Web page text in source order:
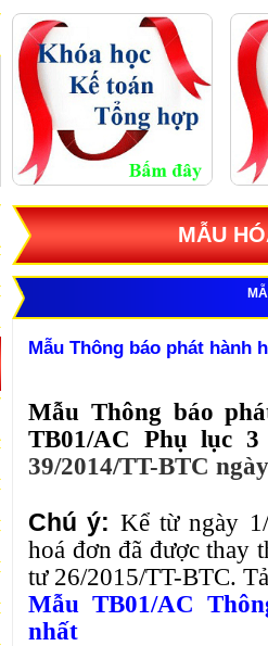
MẪU
Mẫu Thông báo phát hành
Mẫu Thông báo
TB01/AC Phụ lục
39/2014/TT-BTC
Chú ý: Kể từ ngày
hoá đơn đã được thay
tư 26/2015/TT-BTC.
Mẫu TB01/AC
nhất